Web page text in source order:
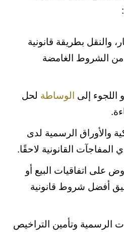
والنقل بطريقة قانونية
الشروط الغامضة
اللجوء إلى الوساطة لحل
والأوراق الرسمية لدى
المفاجآت القانونية لاحقًا.
على اتفاقيات البيع أو
أفضل شروط قانونية
الرسمية وتأمين التراخيص